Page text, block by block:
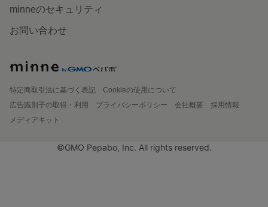
minneのセキュリティ
お問い合わせ
特定商取引法に基づく表記
Cookieの使用について
広告識別子の取得・利用
プライバシーポリシー 会社概要
採用情報
メディアキット
©GMO Pepabo, Inc. All rights reserved.